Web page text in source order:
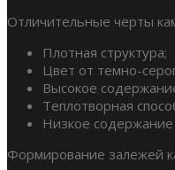
Отличительные черты
Плотная структура;
Цвет от темно-
Высокое
Теплотворная
Низкое содержание
Формирование залежей